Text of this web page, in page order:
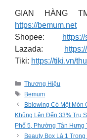
GIAN HÀNG
https://bemum.net
Shopee:
Lazada:
Tiki: https://tiki.vn/
Categories
Thương Hiệu
Tags
Bemum
Bblowing Có Một Món
Khủng Lên Đến 33% Trụ
Phố 5, Phường Tân Hưng
Beauty Box Là 1